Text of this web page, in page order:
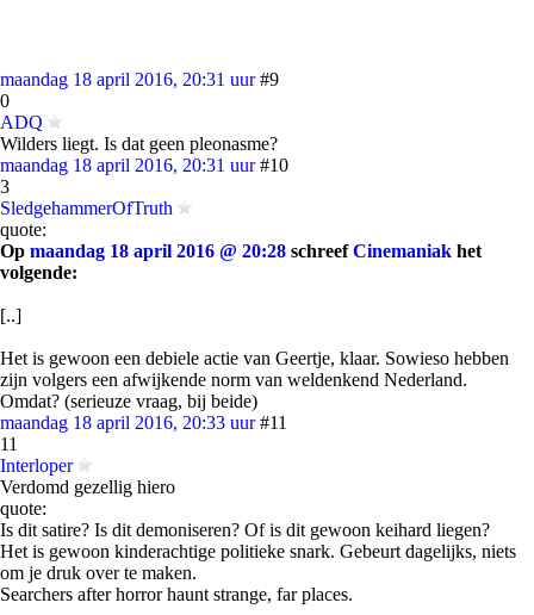
maandag 18 april 2016, 20:31 uur #9
0
ADQ
Wilders liegt. Is dat geen pleonasme?
maandag 18 april 2016, 20:31 uur #10
3
SledgehammerOfTruth
quote:
Op maandag 18 april 2016 @ 20:28 schreefCinemaniak het
volgende:
[..]
Het is gewoon een debiele actie van Geertje, klaar. Sowieso hebben
zijn volgers een afwijkende norm van weldenkend Nederland.
Omdat? (serieuze vraag, bij beide)
maandag 18 april 2016, 20:33 uur #11
11
Interloper
Verdomd gezellig hiero
quote:
Is dit satire? Is dit demoniseren? Of is dit gewoon keihard liegen?
Het is gewoon kinderachtige politieke snark. Gebeurt dagelijks, niets
om je druk over te maken.
Searchers after horror haunt strange, far places.